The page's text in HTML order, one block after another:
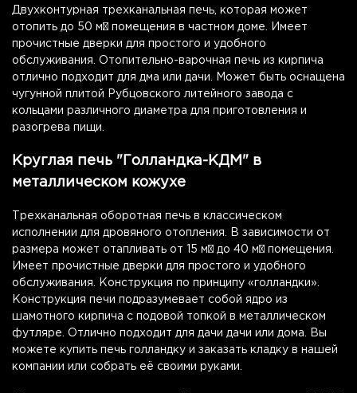
Двухконтурная трехканальная печь, которая может
отопить до 50 м² помещения в частном доме. Имеет
прочистные дверки для простого и удобного
обслуживания. Отопительно-варочная печь из кирпича
отлично подходит для дма или дачи. Может быть оснащена
чугунной плитой Рубцовского литейного завода с
кольцами различного диаметра для приготовления и
разогрева пищи.
Круглая печь "Голландка-КДМ" в
металлическом кожухе
Трехканальная оборотная печь в классическом
исполнении для дровяного отопления. В зависимости от
размера может отапливать от 15 м² до 40 м² помещения.
Имеет прочистные дверки для простого и удобного
обслуживания. Конструкция по принципу «голландки».
Конструкция печи подразумевает собой ядро из
шамотного кирпича с подовой топкой в металлическом
футляре. Отлично подходит для дачи дачи или дома. Вы
можете купить печь голландку и заказать кладку в нашей
компании или собрать её своими руками.